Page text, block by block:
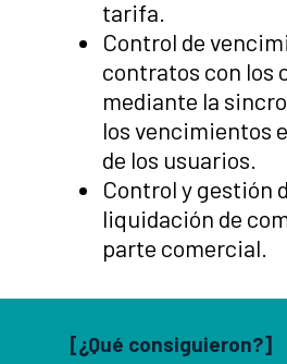
tarifa.
Control de
contratos con los
mediante la
los vencimientos
de los usuarios.
Control y gestión
liquidación de
parte comercial.
[¿Qué consiguieron?]